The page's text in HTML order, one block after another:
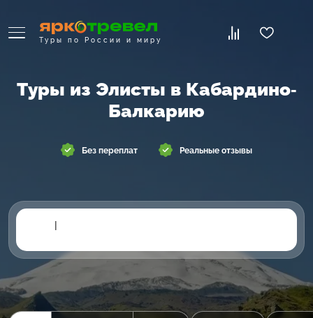
Туры по России и миру
Туры из Элисты в Кабардино-
Балкарию
Без переплат Реальные отзывы
|